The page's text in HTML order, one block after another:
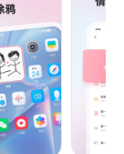
，制造意外惊
长大，让爱情
间，模拟布置